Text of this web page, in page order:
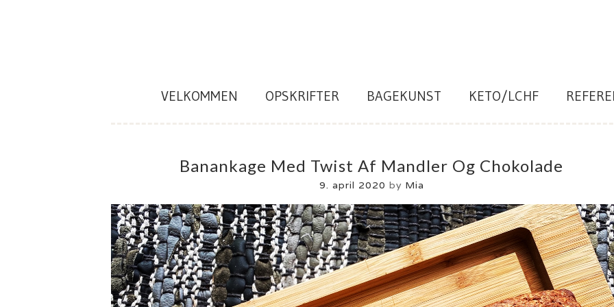
VELKOMMEN OPSKRIFTER BAGEKUNST KETO/LCHF
Banankage Med Twist Af Mandler Og Chokolade
9. april 2020 by Mia